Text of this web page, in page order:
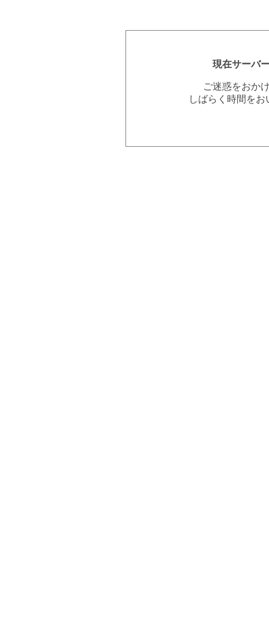
現在サーバ
ご迷惑をおか
しばらく時間を